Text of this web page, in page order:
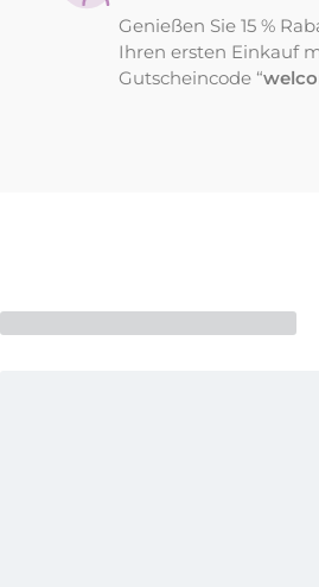
Genießen Sie 15 %
Ihren ersten Einkauf
Gutscheincode “